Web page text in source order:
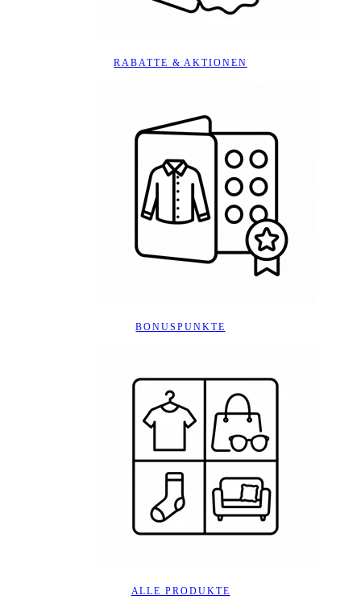
RABATTE & AKTIONEN
BONUSPUNKTE
ALLE PRODUKTE